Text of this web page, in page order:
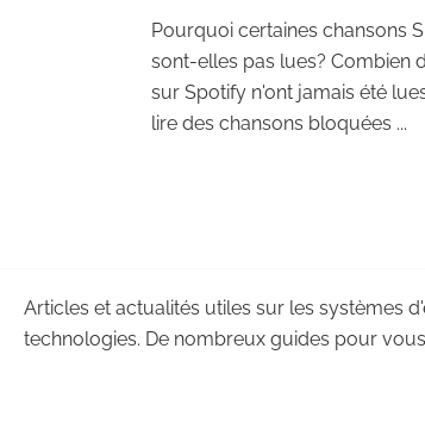
Pourquoi certaines chansons
sont-elles pas lues? Combien
sur Spotify n'ont jamais été
lire des chansons bloquées ...
Articles et actualités utiles sur les systèmes
technologies. De nombreux guides pour